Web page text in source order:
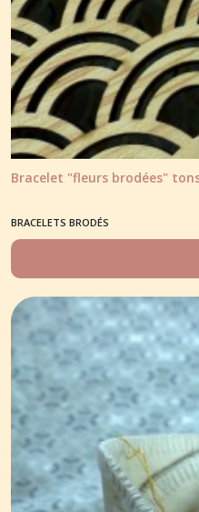
Bracelet "fleurs brodées"
BRACELETS BRODÉS